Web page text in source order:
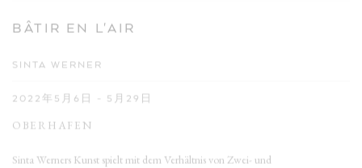
BÂTIR EN L'AIR
SINTA WERNER
2022年5月6日 - 5月29日
OBERHAFEN
Sinta Werners Kunst spielt mit dem Verhältnis von Zwei- und